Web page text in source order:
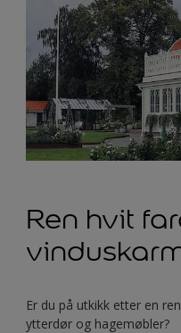
Ren hvit
Er du på utkikk etter en
ytterdør og hagemøbler?